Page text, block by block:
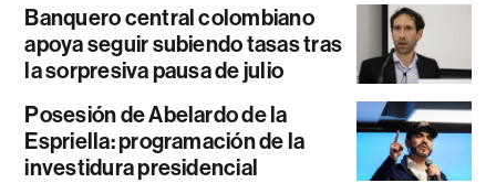
Banquero central colombiano
apoya seguir subiendo tasas tras
la sorpresiva pausa de julio
Posesión de Abelardo de la
Espriella: programación de la
investidura presidencial